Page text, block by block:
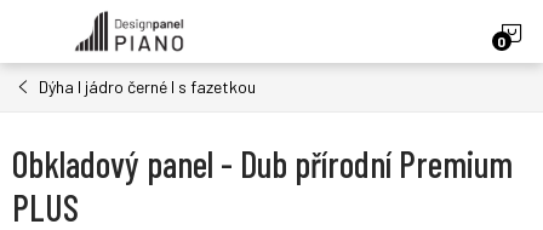
obsah
Dýha I jádro černé I s fazetkou
Obkladový panel - Dub přírodní Premium
PLUS